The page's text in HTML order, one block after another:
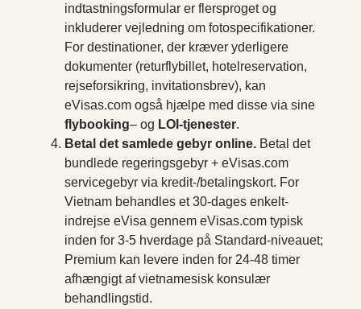
indtastningsformular er flersproget og
inkluderer vejledning om fotospecifikationer.
For destinationer, der kræver yderligere
dokumenter (returflybillet, hotelreservation,
rejseforsikring, invitationsbrev), kan
eVisas.com også hjælpe med disse via sine
flybooking– og LOI-tjenester.
Betal det samlede gebyr online. Betal det
bundlede regeringsgebyr + eVisas.com
servicegebyr via kredit-/betalingskort. For
Vietnam behandles et 30-dages enkelt-
indrejse eVisa gennem eVisas.com typisk
inden for 3-5 hverdage på Standard-niveauet;
Premium kan levere inden for 24-48 timer
afhængigt af vietnamesisk konsulær
behandlingstid.